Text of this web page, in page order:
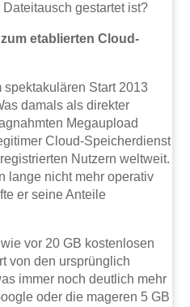
Dateitausch gestartet ist?
etablierten Cloud-
spektakulären Start 2013
damals als direkter
Megaupload
Cloud-Speicherdienst
Nutzern weltweit.
lange nicht mehr operativ
er seine Anteile
vor 20 GB kostenlosen
von den ursprünglich
immer noch deutlich mehr
oder die mageren 5 GB